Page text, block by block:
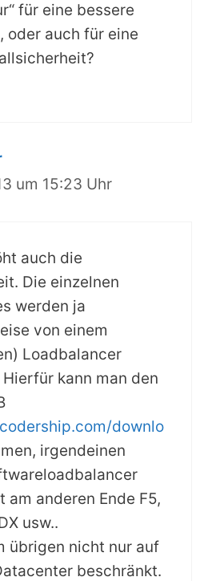
für eine bessere
oder auch für eine
um 15:23 Uhr
auch die
Die einzelnen
werden ja
von einem
Loadbalancer
kann man den
downlo
irgendeinen
am anderen Ende F5,
usw..
übrigen nicht nur auf
beschränkt.